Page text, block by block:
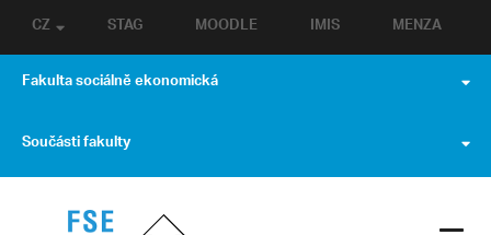
STAG MOODLE IMIS MENZA
CZ
Fakulta sociálně ekonomická
Součásti fakulty